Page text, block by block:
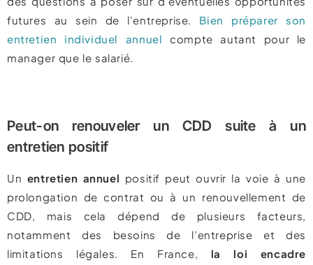
futures au sein de l’entreprise. Bien préparer son
entretien individuel annuel
compte autant pour le
manager que le salarié.
Peut-on renouveler un CDD suite à un
entretien positif
Un entretien annuel positif peut ouvrir la voie à une
prolongation de contrat ou à un renouvellement de
CDD, mais cela dépend de plusieurs facteurs,
notamment des besoins de l’entreprise et des
limitations légales. En France, la loi encadre